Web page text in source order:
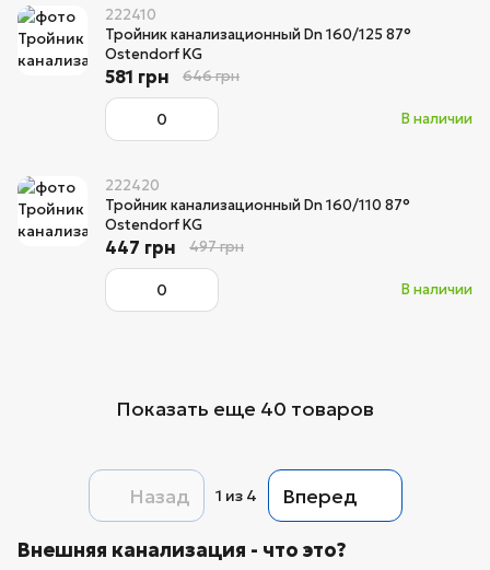
222410
Тройник канализационный Dn 160/125 87°
Ostendorf KG
В наличии
581 грн 646 грн
222420
Тройник канализационный Dn 160/110 87°
Ostendorf KG
В наличии
447 грн 497 грн
Показать еще 40 товаров
Назад 1 из 4 Вперед
Внешняя канализация - что это?